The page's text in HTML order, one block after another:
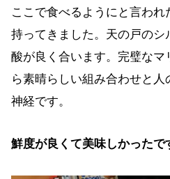
ここで食べるようにと言わ
持ってきました。天の戸の
酸が良く合います。完璧な
ら素晴らしい組み合わせと
神経です。
鮮度が良くて美味しかったで